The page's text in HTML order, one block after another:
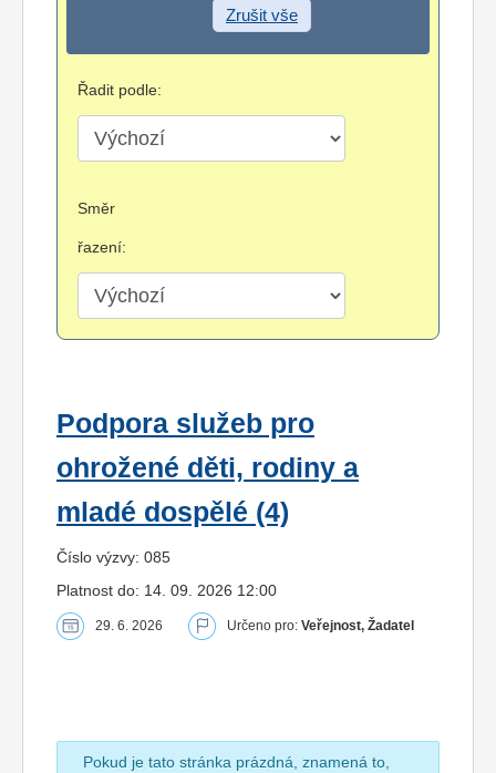
Zrušit vše
Řadit podle:
Směr
řazení:
Podpora služeb pro
ohrožené děti, rodiny a
mladé dospělé (4)
Číslo výzvy: 085
Platnost do: 14. 09. 2026 12:00
29. 6. 2026 Určeno pro: Veřejnost, Žadatel
Pokud je tato stránka prázdná, znamená to,